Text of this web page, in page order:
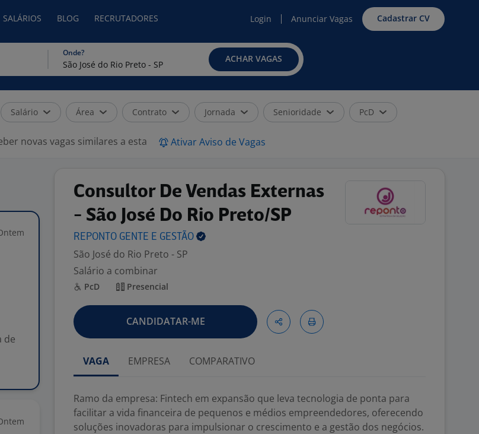
SALÁRIOS BLOG RECRUTADORES Login Anunciar Vagas Cadastrar CV
Onde?
ACHAR VAGAS
Salário Área Contrato Jornada Senioridade PcD
novas vagas similares a esta Ativar Aviso de Vagas
de
Consultor De Vendas Externas
- São José Do Rio Preto/SP
REPONTO GENTE E GESTÃO
São José do Rio Preto - SP
Salário a combinar
PcD Presencial
CANDIDATAR-ME
VAGA EMPRESA COMPARATIVO
Ramo da empresa: Fintech em expansão que leva tecnologia de ponta para
facilitar a vida financeira de pequenos e médios empreendedores, oferecendo
soluções inovadoras para impulsionar o crescimento e a gestão dos negócios.